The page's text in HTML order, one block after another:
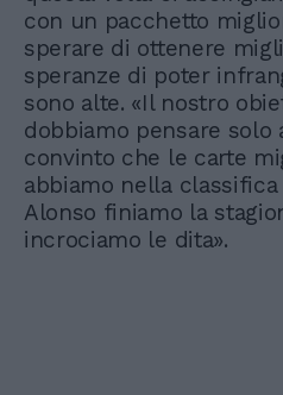
con un pacchetto
sperare di ottenere
speranze di poter
sono alte. «Il nostro
dobbiamo pensare solo
convinto che le carte
abbiamo nella
Alonso finiamo la
incrociamo le dita».